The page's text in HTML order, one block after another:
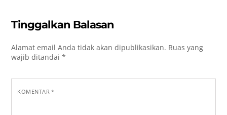
Tinggalkan Balasan
Alamat email Anda tidak akan dipublikasikan. Ruas yang
wajib ditandai*
KOMENTAR*